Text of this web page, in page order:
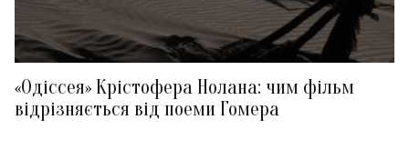
«Одіссея» Крістофера Нолана: чим фільм
відрізняється від поеми Гомера